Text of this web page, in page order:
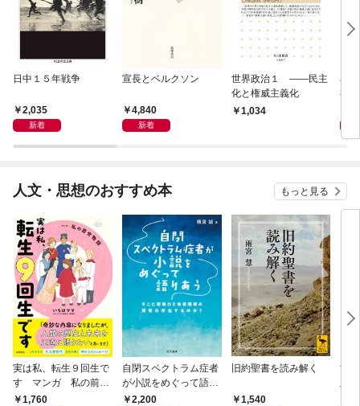
日中１５年戦争
2,035
新着
宣長とベルクソン
4,840
新着
世界政治１ ――民主
化と権威主義化
1,034
石
導
人文・思想のおすすめ本 もっと見る
実は私、転生９回生で
す マンガ 私の前世
物語1,760
自閉スペクトラム症者
が小説をめぐって語り
あう2,200
旧約聖書を読み解く
1,540
す